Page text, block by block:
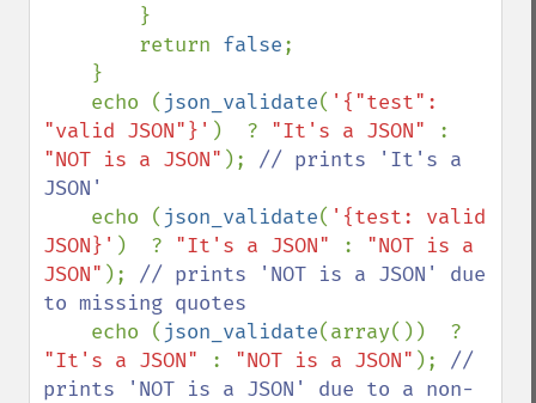
        return
false;
    echo (
json_validate( '{"test":
"valid JSON"}' )  ? "It's a JSON"
"NOT is a JSON" ); // prints 'It's a
JSON'
echo ( json_validate( '{test: valid
JSON}' )  ? "It's a JSON" : "NOT is a
JSON" ); // prints 'NOT is a JSON' due
to missing quotes
echo ( json_validate
"It's a JSON"
: "NOT is a JSON" ); //
prints 'NOT is a JSON' due to a non-